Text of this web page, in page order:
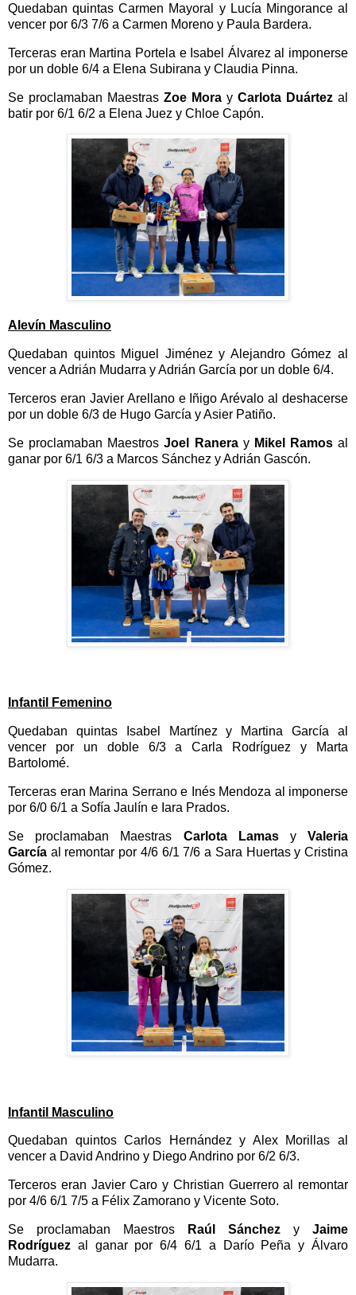
Quedaban quintas Carmen Mayoral y Lucía Mingorance al
vencer por 6/3 7/6 a Carmen Moreno y Paula Bardera.
Terceras eran Martina Portela e Isabel Álvarez al imponerse
por un doble 6/4 a Elena Subirana y Claudia Pinna.
Se proclamaban Maestras Zoe Mora y Carlota Duártez al
batir por 6/1 6/2 a Elena Juez y Chloe Capón.
Alevín Masculino
Quedaban quintos Miguel Jiménez y Alejandro Gómez al
vencer a Adrián Mudarra y Adrián García por un doble 6/4.
Terceros eran Javier Arellano e Iñigo Arévalo al deshacerse
por un doble 6/3 de Hugo García y Asier Patiño.
Se proclamaban MaestrosJoel Raneray Mikel Ramosal
ganar por 6/1 6/3 a Marcos Sánchez y Adrián Gascón.
Infantil Femenino
Quedaban quintas Isabel Martínez y Martina García al
vencer por un doble 6/3 a Carla Rodríguez y Marta
Bartolomé.
Terceras eran Marina Serrano e Inés Mendoza al imponerse
por 6/0 6/1 a Sofía Jaulín e Iara Prados.
Se proclamaban Maestras Carlota LamasyValeria
García al remontar por 4/6 6/1 7/6 a Sara Huertas y Cristina
Gómez.
Infantil Masculino
Quedaban quintos Carlos Hernández y Alex Morillas al
vencer a David Andrino y Diego Andrino por 6/2 6/3.
Terceros eran Javier Caro y Christian Guerrero al remontar
por 4/6 6/1 7/5 a Félix Zamorano y Vicente Soto.
Se proclamaban Maestros Raúl Sánchez y Jaime
Rodríguez al ganar por 6/4 6/1 a Darío Peña y Álvaro
Mudarra.